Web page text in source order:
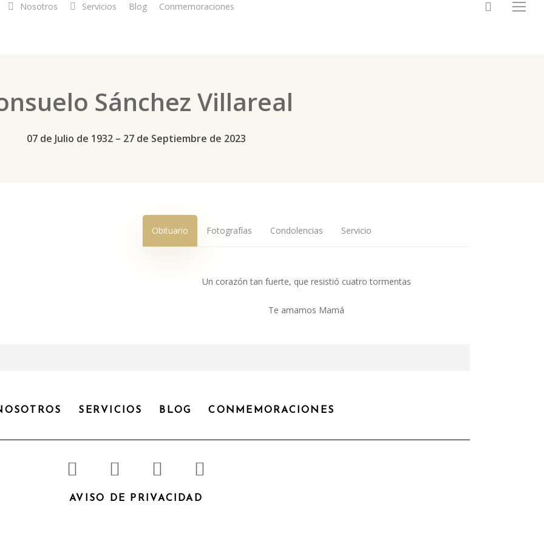
Nosotros Servicios Blog Conmemoraciones search
Menu
Sánchez Villareal
07 de Julio de 1932 – 27 de Septiembre de 2023
Obituario Fotografías Condolencias Servicio
Un corazón tan fuerte, que resistió cuatro tormentas
Te amamos Mamá
SERVICIOS BLOG CONMEMORACIONES
AVISO DE PRIVACIDAD